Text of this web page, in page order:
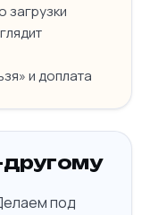
загрузки
и доплата
под